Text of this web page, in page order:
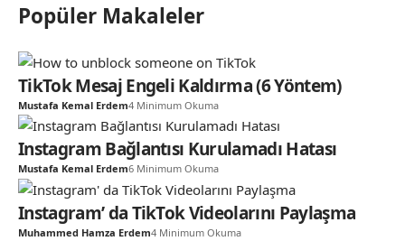
Popüler Makaleler
TikTok Mesaj Engeli Kaldırma (6 Yöntem)
Mustafa Kemal Erdem4 Minimum Okuma
Instagram Bağlantısı Kurulamadı Hatası
Mustafa Kemal Erdem6 Minimum Okuma
Instagram’ da TikTok Videolarını Paylaşma
Muhammed Hamza Erdem4 Minimum Okuma